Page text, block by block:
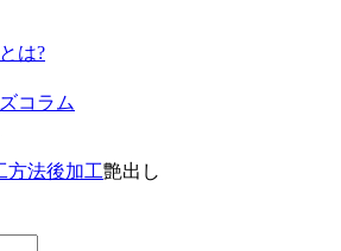
は?
コラム
方法後加工艶出し